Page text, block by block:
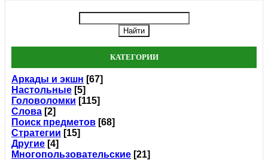
КАТЕГОРИИ
Аркады и экшн [67]
Настольные [5]
Головоломки [115]
Слова [2]
Поиск предметов [68]
Стратегии [15]
Другие [4]
Многопользовательские [21]